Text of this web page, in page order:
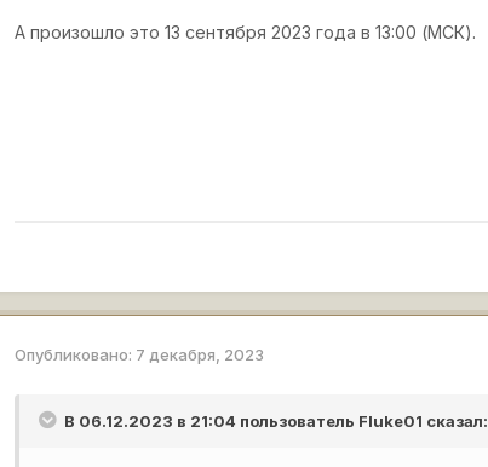
А произошло это 13 сентября 2023 года в 13:00 (МСК).
Опубликовано: 7 декабря, 2023
В 06.12.2023 в 21:04 пользователь Fluke01 сказал: